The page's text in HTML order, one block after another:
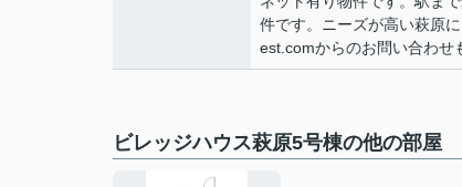
件です。ニーズが高い萩原
est.comからのお問い合わせ
ビレッジハウス萩原5号棟の他の部屋